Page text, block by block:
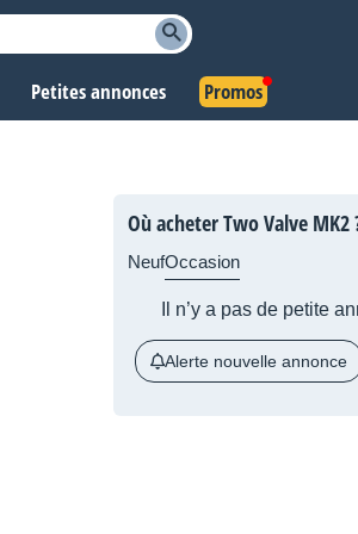
Petites annonces Promos
Où acheter Two Valve MK2
NeufOccasion
Il n’y a pas de petite
Alerte nouvelle annonce